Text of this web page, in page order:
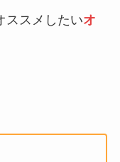
ススメしたいオ